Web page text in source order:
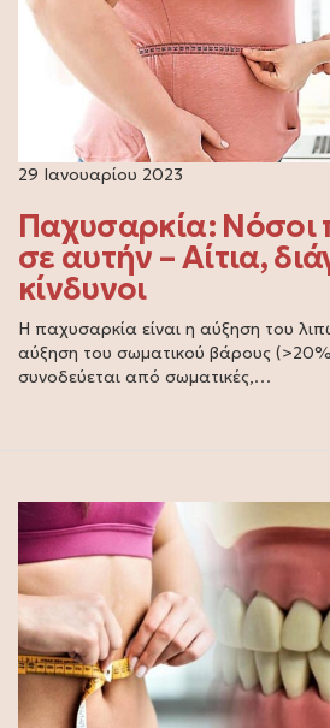
29 Ιανουαρίου 2023
Παχυσαρκία: Νόσοι
σε αυτήν – Αίτια,
κίνδυνοι
Η παχυσαρκία είναι η αύξηση του
αύξηση του σωματικού βάρους
συνοδεύεται από σωματικές,…